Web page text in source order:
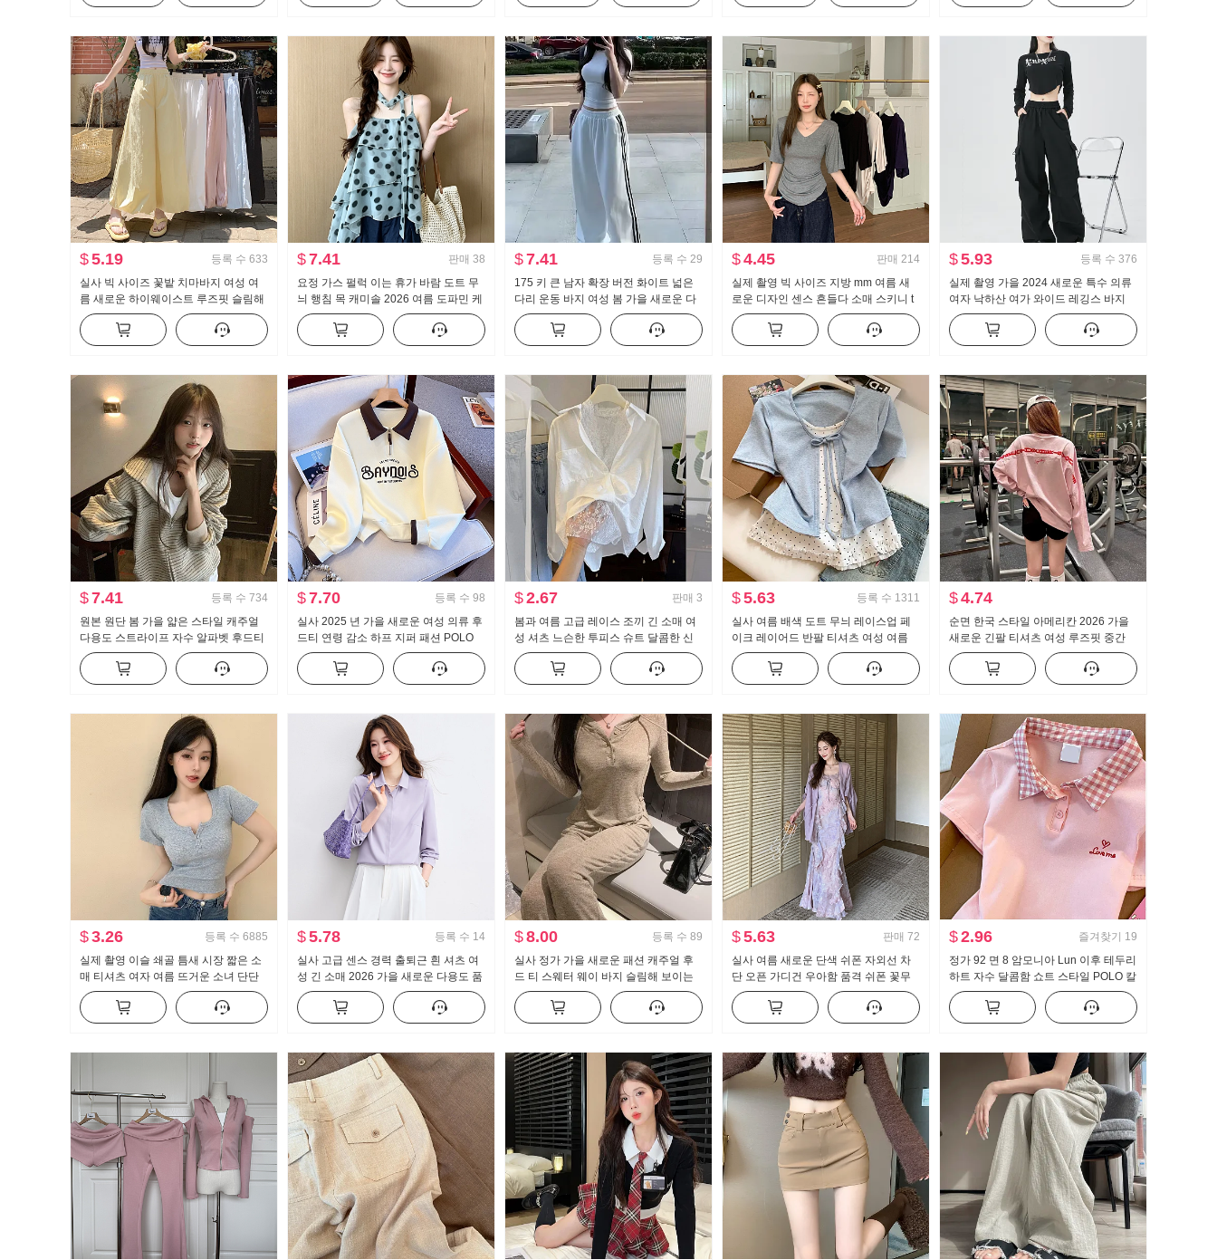
$5.19 등록 수 633
실사 빅 사이즈 꽃밭 치마바지 여성 여
름 새로운 하이웨이스트 루즈핏 슬림해
보이는 도루 센스 배기 바지 캐주얼 와
이드 레그 팬츠
$7.41 판매 38
요정 가스 펄럭 이는 휴가 바람 도트 무
늬 행침 목 캐미솔 2026 여름 도파민 케
이크 퍼프 인형 셔츠 맨위
$7.41 등록 수 29
175 키 큰 남자 확장 버전 화이트 넓은
다리 운동 바지 여성 봄 가을 새로운 다
용도 스트라이프 캐주얼 바닥 청소 바지
$4.45 판매 214
실제 촬영 빅 사이즈 지방 mm 여름 새
로운 디자인 센스 흔들다 소매 스키니 t
캐주얼 슬림해 보이는 몸매 가꾸기 만나
는 맨위
$5.93 등록 수 376
실제 촬영 가을 2024 새로운 특수 의류
여자 낙하산 여가 와이드 레깅스 바지
높은 허리 미국인 작은 남자 스포츠 바
지
$7.41 등록 수 734
원본 원단 봄 가을 얇은 스타일 캐주얼
다용도 스트라이프 자수 알파벳 후드티
재킷
$7.70 등록 수 98
실사 2025 년 가을 새로운 여성 의류 후
드티 연령 감소 하프 지퍼 패션 POLO
칼라 캐주얼 다용도 슬림해 보이는
$2.67 판매 3
봄과 여름 고급 레이스 조끼 긴 소매 여
성 셔츠 느슨한 투피스 슈트 달콤한 신
선한
$5.63 등록 수 1311
실사 여름 배색 도트 무늬 레이스업 페
이크 레이어드 반팔 티셔츠 여성 여름
새로운 달콤한 스타일 작은 대중 맨위
$4.74
순면 한국 스타일 아메리칸 2026 가을
새로운 긴팔 티셔츠 여성 루즈핏 중간
길이 핑크색 알파벳 핫걸 맨위
$3.26 등록 수 6885
실제 촬영 이슬 쇄골 틈새 시장 짧은 소
매 티셔츠 여자 여름 뜨거운 소녀 단단
한 새로운 버튼 디자인 센스 짧은 단락
맨위
$5.78 등록 수 14
실사 고급 센스 경력 출퇴근 흰 셔츠 여
성 긴 소매 2026 가을 새로운 다용도 품
격 경력 셔츠
$8.00 등록 수 89
실사 정가 가을 새로운 패션 캐주얼 후
드 티 스웨터 웨이 바지 슬림해 보이는
세트 스포츠 슈트 여성 트렌디
$5.63 판매 72
실사 여름 새로운 단색 쉬폰 자외선 차
단 오픈 가디건 우아함 품격 쉬폰 꽃무
늬 여성 드레스 투피스 세트
$2.96 즐겨찾기 19
정가 92 면 8 암모니아 Lun 이후 테두리
하트 자수 달콤함 쇼트 스타일 POLO 칼
라 티셔츠 몸매 가꾸기 작은 키 트렌디